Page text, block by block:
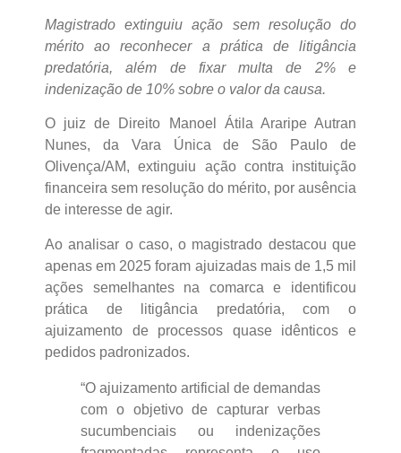
Magistrado extinguiu ação sem resolução do
mérito ao reconhecer a prática de litigância
predatória, além de fixar multa de 2% e
indenização de 10% sobre o valor da causa.
O juiz de Direito Manoel Átila Araripe Autran
Nunes, da Vara Única de São Paulo de
Olivença/AM, extinguiu ação contra instituição
financeira sem resolução do mérito, por ausência
de interesse de agir.
Ao analisar o caso, o magistrado destacou que
apenas em 2025 foram ajuizadas mais de 1,5 mil
ações semelhantes na comarca e identificou
prática de litigância predatória, com o
ajuizamento de processos quase idênticos e
pedidos padronizados.
“O ajuizamento artificial de demandas
com o objetivo de capturar verbas
sucumbenciais ou indenizações